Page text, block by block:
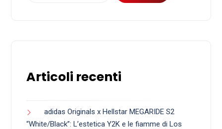
Articoli recenti
adidas Originals x Hellstar MEGARIDE S2
“White/Black”: L’estetica Y2K e le fiamme di Los